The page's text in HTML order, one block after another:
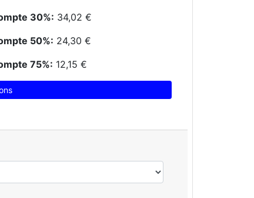
30%: 34,02 €
50%: 24,30 €
75%: 12,15 €